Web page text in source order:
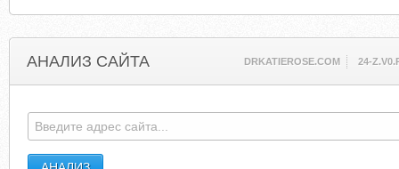
АНАЛИЗ САЙТА DRKATIEROSE.COM 24-